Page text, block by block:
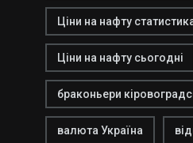
Ціни на нафту
Ціни на нафту сьогодні
браконьери
валюта Україна